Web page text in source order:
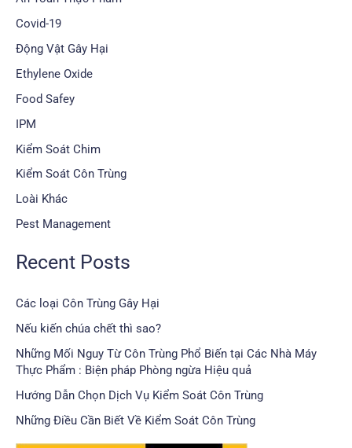
Covid-19
Động Vật Gây Hại
Ethylene Oxide
Food Safey
IPM
Kiểm Soát Chim
Kiểm Soát Côn Trùng
Loài Khác
Pest Management
Recent Posts
Các loại Côn Trùng Gây Hại
Nếu kiến chúa chết thì sao?
Những Mối Nguy Từ Côn Trùng Phổ Biến tại Các Nhà Máy
Thực Phẩm : Biện pháp Phòng ngừa Hiệu quả
Hướng Dẫn Chọn Dịch Vụ Kiểm Soát Côn Trùng
Những Điều Cần Biết Về Kiểm Soát Côn Trùng